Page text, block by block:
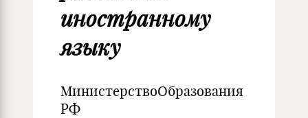
иностранному
языку
МинистерствоОбразования
РФ